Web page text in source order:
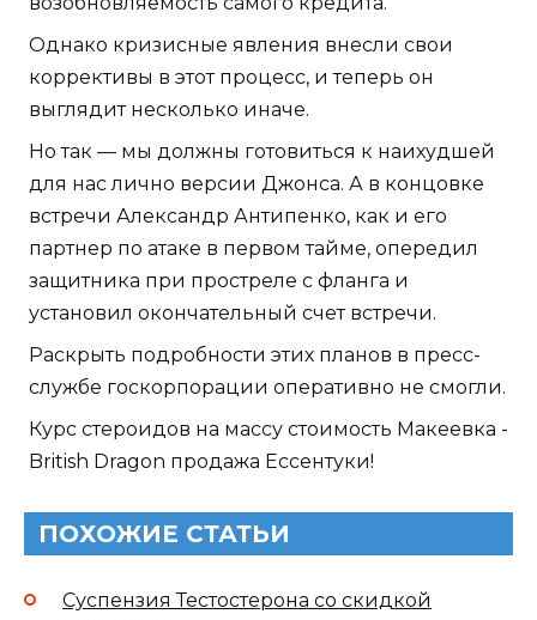
Однако кризисные явления внесли свои
коррективы в этот процесс, и теперь он
выглядит несколько иначе.
Но так — мы должны готовиться к наихудшей
для нас лично версии Джонса. А в концовке
встречи Александр Антипенко, как и его
партнер по атаке в первом тайме, опередил
защитника при простреле с фланга и
установил окончательный счет встречи.
Раскрыть подробности этих планов в пресс-
службе госкорпорации оперативно не смогли.
Курс стероидов на массу стоимость Макеевка -
British Dragon продажа Ессентуки!
ПОХОЖИЕ СТАТЬИ
Суспензия Тестостерона со скидкой